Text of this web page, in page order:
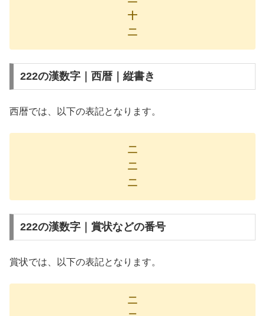
十
二
222の漢数字｜西暦｜縦書き
西暦では、以下の表記となります。
二
二
二
222の漢数字｜賞状などの番号
賞状では、以下の表記となります。
二